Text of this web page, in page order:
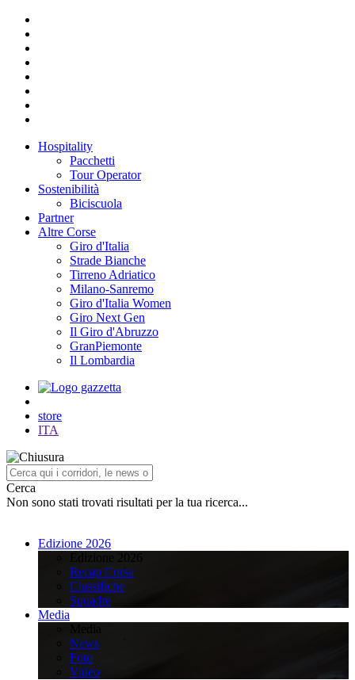
Hospitality
Pacchetti
Tour Operator
Sostenibilità
Biciscuola
Partner
Altre Corse
Giro d'Italia
Strade Bianche
Tirreno Adriatico
Milano-Sanremo
Giro d'Italia Women
Giro Next Gen
Il Giro d'Abruzzo
GranPiemonte
Il Lombardia
store
ITA
Cerca
Non sono stati trovati risultati per la tua ricerca...
Edizione 2026
Recap Corsa
Classifiche
Squadre
Media
News
Foto
Video